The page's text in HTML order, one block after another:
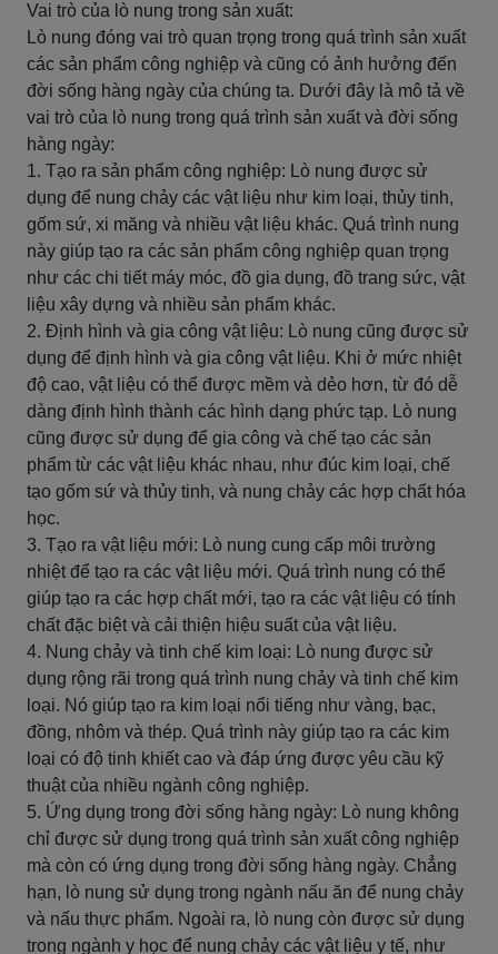
Vai trò của lò nung trong sản xuất:
Lò nung đóng vai trò quan trọng trong quá trình sản xuất
các sản phẩm công nghiệp và cũng có ảnh hưởng đến
đời sống hàng ngày của chúng ta. Dưới đây là mô tả về
vai trò của lò nung trong quá trình sản xuất và đời sống
hàng ngày:
1. Tạo ra sản phẩm công nghiệp: Lò nung được sử
dụng để nung chảy các vật liệu như kim loại, thủy tinh,
gốm sứ, xi măng và nhiều vật liệu khác. Quá trình nung
này giúp tạo ra các sản phẩm công nghiệp quan trọng
như các chi tiết máy móc, đồ gia dụng, đồ trang sức, vật
liệu xây dựng và nhiều sản phẩm khác.
2. Định hình và gia công vật liệu: Lò nung cũng được sử
dụng để định hình và gia công vật liệu. Khi ở mức nhiệt
độ cao, vật liệu có thể được mềm và dẻo hơn, từ đó dễ
dàng định hình thành các hình dạng phức tạp. Lò nung
cũng được sử dụng để gia công và chế tạo các sản
phẩm từ các vật liệu khác nhau, như đúc kim loại, chế
tạo gốm sứ và thủy tinh, và nung chảy các hợp chất hóa
học.
3. Tạo ra vật liệu mới: Lò nung cung cấp môi trường
nhiệt để tạo ra các vật liệu mới. Quá trình nung có thể
giúp tạo ra các hợp chất mới, tạo ra các vật liệu có tính
chất đặc biệt và cải thiện hiệu suất của vật liệu.
4. Nung chảy và tinh chế kim loại: Lò nung được sử
dụng rộng rãi trong quá trình nung chảy và tinh chế kim
loại. Nó giúp tạo ra kim loại nổi tiếng như vàng, bạc,
đồng, nhôm và thép. Quá trình này giúp tạo ra các kim
loại có độ tinh khiết cao và đáp ứng được yêu cầu kỹ
thuật của nhiều ngành công nghiệp.
5. Ứng dụng trong đời sống hàng ngày: Lò nung không
chỉ được sử dụng trong quá trình sản xuất công nghiệp
mà còn có ứng dụng trong đời sống hàng ngày. Chẳng
hạn, lò nung sử dụng trong ngành nấu ăn để nung chảy
và nấu thực phẩm. Ngoài ra, lò nung còn được sử dụng
trong ngành y học để nung chảy các vật liệu y tế, như